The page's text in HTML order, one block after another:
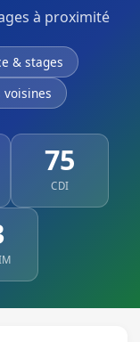
à proximité
& stages
voisines
75
CDI